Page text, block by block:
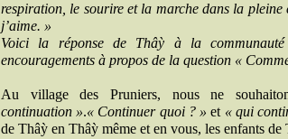
respiration, le sourire et la marche dans la pleine
j’aime. »
Voici la réponse de Thâỳ à la
encouragements à propos de la question «
Au village des Pruniers, nous ne
continuation ».« Continuer quoi ? » et « qui
de Thâỳ en Thâỳ même et en vous, les enfants de